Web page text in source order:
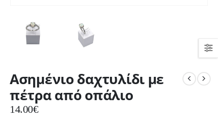
Ασημένιο δαχτυλίδι με
πέτρα από οπάλιο
14.00€